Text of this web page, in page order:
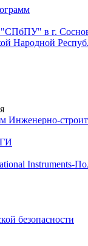
"СПбПУ" в г.
Народной
Instruments-
безопасности